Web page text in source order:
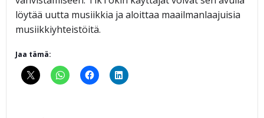
löytää uutta musiikkia ja aloittaa maailmanlaajuisia
musiikkiyhteistöitä.
Jaa tämä: